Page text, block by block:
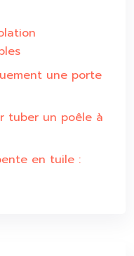
une porte
tuber un poêle à
en tuile :